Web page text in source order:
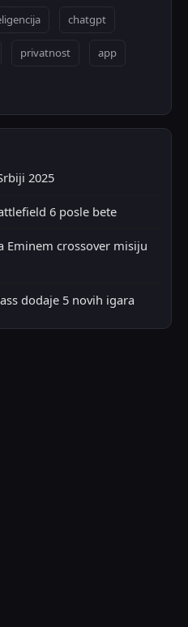
chatgpt
privatnost app
2025
6 posle bete
Eminem crossover misiju
dodaje 5 novih igara